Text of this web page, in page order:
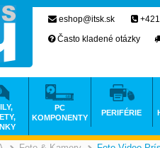
eshop@itsk.sk
Často kladené otázky
PC
KOMPONENTY
PERIFÉRIE